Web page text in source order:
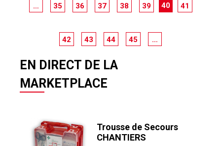
… 35 36 37 38 39 40 41
42 43 44 45 …
EN DIRECT DE LA
MARKETPLACE
Trousse de Secours
CHANTIERS